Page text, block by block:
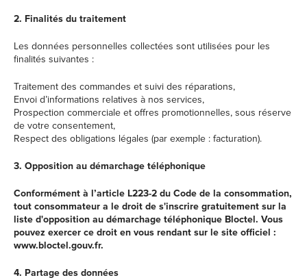
2. Finalités du traitement
Les données personnelles collectées sont utilisées pour les
finalités suivantes :
Traitement des commandes et suivi des réparations,
Envoi d’informations relatives à nos services,
Prospection commerciale et offres promotionnelles, sous réserve
de votre consentement,
Respect des obligations légales (par exemple : facturation).
3. Opposition au démarchage téléphonique
Conformément à l’article L223-2 du Code de la consommation,
tout consommateur a le droit de s'inscrire gratuitement sur la
liste d'opposition au démarchage téléphonique Bloctel. Vous
pouvez exercer ce droit en vous rendant sur le site officiel :
www.bloctel.gouv.fr.
4. Partage des données